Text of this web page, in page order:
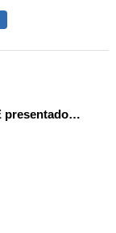
Sumas con llevadas. ODE presentado con la cam de pantalla táctil TTL